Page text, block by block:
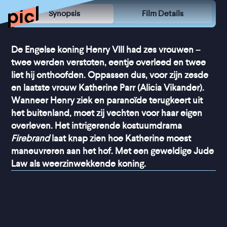
Synopsis Film Details
De Engelse koning Henry VIII had zes vrouwen –
twee werden verstoten, eentje overleed en twee
liet hij onthoofden. Oppassen dus, voor zijn zesde
en laatste vrouw Katherine Parr (Alicia Vikander).
Wanneer Henry ziek en paranoïde terugkeert uit
het buitenland, moet zij vechten voor haar eigen
overleven. Het intrigerende kostuumdrama
Firebrand laat knap zien hoe Katherine moest
maneuvreren aan het hof. Met een geweldige Jude
Law als weerzinwekkende koning.